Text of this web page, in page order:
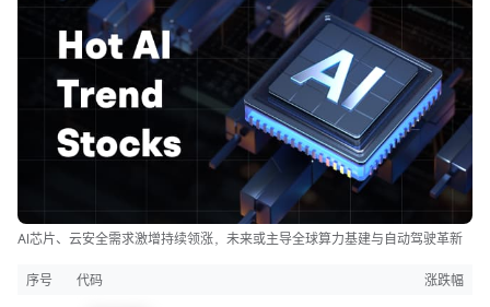
AI芯片、云安全需求激增持续领涨，未来或主导全球算力基建与自动驾驶革新
序号 代码 涨跌幅